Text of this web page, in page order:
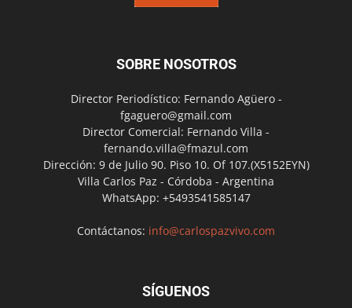
SOBRE NOSOTROS
Director Periodístico: Fernando Agüero -
fgaguero@gmail.com
Director Comercial: Fernando Villa -
fernando.villa@fmazul.com
Dirección: 9 de Julio 90. Piso 10. Of 107.(X5152EYN)
Villa Carlos Paz - Córdoba - Argentina
WhatsApp: +5493541585147
Contáctanos: info@carlospazvivo.com
SÍGUENOS